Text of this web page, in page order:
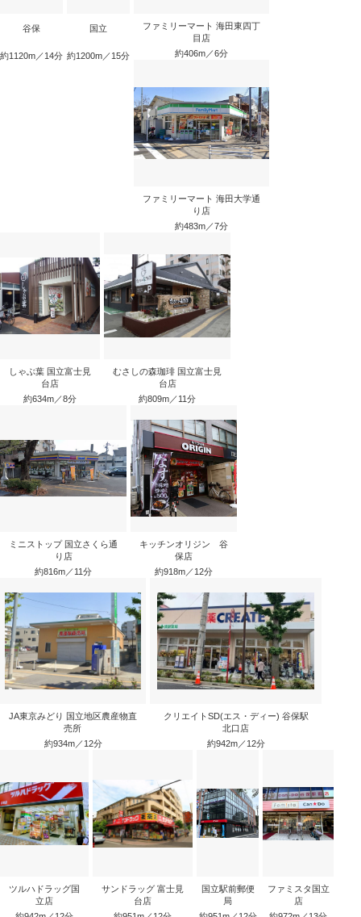
谷保
約1120m／14分
国立
約1200m／15分
ファミリーマート 海田東四丁
目店
約406m／6分
ファミリーマート 海田大学通
り店
約483m／7分
しゃぶ葉 国立富士見
台店
約634m／8分
むさしの森珈琲 国立富士見
台店
約809m／11分
ミニストップ 国立さくら通
り店
約816m／11分
キッチンオリジン 谷
保店
約918m／12分
JA東京みどり 国立地区農産物直
売所
約934m／12分
クリエイトSD(エス・ディー) 谷保駅
北口店
約942m／12分
ツルハドラッグ国
立店
サンドラッグ 富士見
台店
国立駅前郵便
局
ファミスタ国立
店